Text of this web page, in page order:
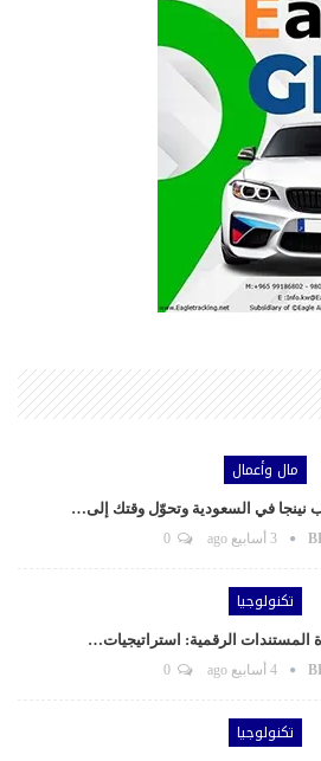
مال وأعمال
نينجا في السعودية وتحوّل وقتك إلى…
3 أسابيع ago
تكنولوجيا
المستندات الرقمية: استراتيجيات…
4 أسابيع ago
تكنولوجيا